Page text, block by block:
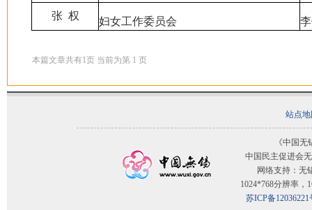
张 权
妇女工作委员会
本篇文章共有1页 当前为第 1 页
站点
《中国
中国民主促进会
网络支持：无
1024*768分辨率，
苏ICP备12036221